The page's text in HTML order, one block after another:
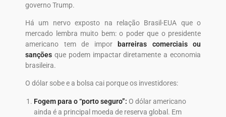
governo Trump.
Há um nervo exposto na relação Brasil-EUA que o
mercado lembra muito bem: o poder que o presidente
americano tem de impor
barreiras comerciais ou
sanções que podem impactar diretamente a economia
brasileira.
O dólar sobe e a bolsa cai porque os investidores:
Fogem para o “porto seguro”: O dólar americano
ainda é a principal moeda de reserva global. Em